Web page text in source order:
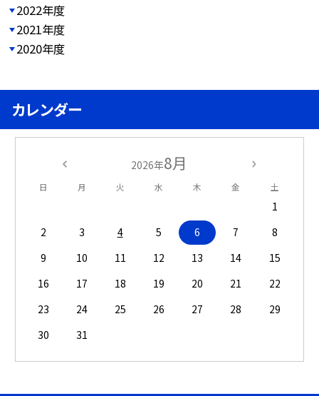
2022年度
2021年度
2020年度
カレンダー
2026年8月
日 月 火 水 木 金 土
1
2
3 4 5 6 7
8
9
10 11 12 13 14
15
16
17 18 19 20 21
22
23
24 25 26 27 28
29
30
31